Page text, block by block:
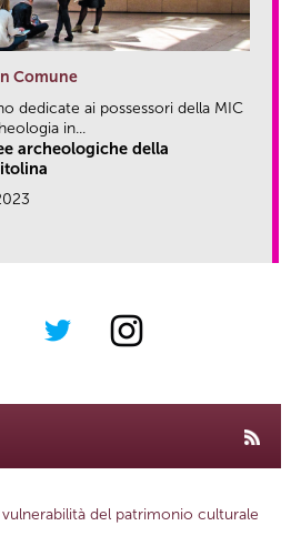
Comune
dedicate ai possessori della MIC
in...
archeologiche della
del patrimonio culturale